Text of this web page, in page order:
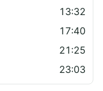
13:32
17:40
21:25
23:03